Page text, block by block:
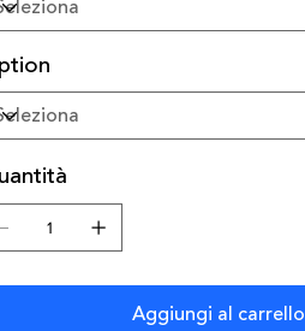
Aggiungi al carrello